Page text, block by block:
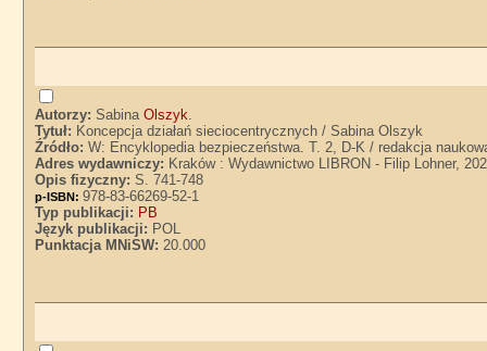
Autorzy:SabinaOlszyk.
Tytuł: Koncepcja działań sieciocentrycznych / Sabina Olszyk
Źródło:W: Encyklopedia bezpieczeństwa. T. 2, D-K / redakcja
Adres wydawniczy: Kraków : Wydawnictwo LIBRON - Filip Lohner,
Opis fizyczny:S. 741-748
p-ISBN:978-83-66269-52-1
Typ publikacji: PB
Język publikacji: POL
Punktacja MNiSW:20.000